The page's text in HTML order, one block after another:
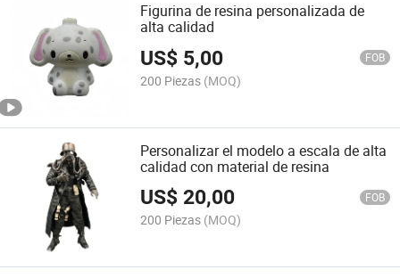
Figurina de resina personalizada de
alta calidad
US$ 5,00 FOB
200 Piezas (MOQ)
Personalizar el modelo a escala de alta
calidad con material de resina
US$20,00 FOB
200 Piezas (MOQ)